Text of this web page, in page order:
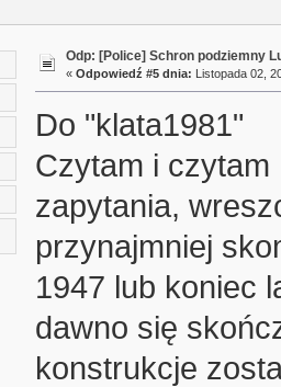
Odp: [Police] Schron podziemny
« Odpowiedź #5 dnia: Listopada 02,
Do "klata1981"
Czytam i czytam
zapytania,
przynajmniej
1947 lub koniec
dawno się
konstrukcje